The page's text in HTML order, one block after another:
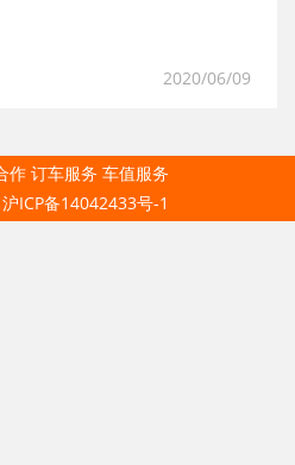
2020/06/09
作 订车服务 车值服务
沪ICP备14042433号-1